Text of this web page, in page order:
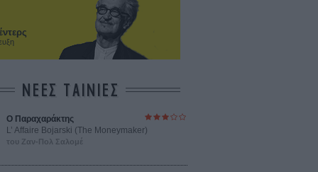
ΝΕΕΣ ΤΑΙΝΙΕΣ
Ο Παραχαράκτης
L’ Affaire Bojarski (The Moneymaker)
του Ζαν-Πολ Σαλομέ